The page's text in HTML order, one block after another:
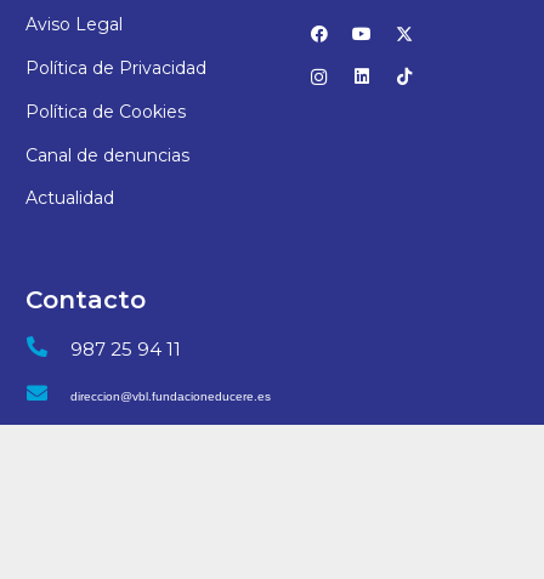
Aviso Legal
Política de Privacidad
Política de Cookies
Canal de denuncias
Actualidad
Contacto
987 25 94 11
direccion@vbl.fundacioneducere.es